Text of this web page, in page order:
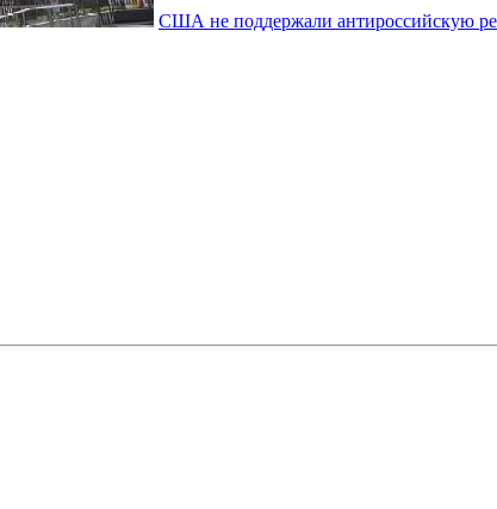
США не поддержали антироссийскую